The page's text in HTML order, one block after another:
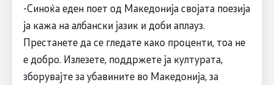
-Синоќа еден поет од Македонија својата поезија
ја кажа на албански јазик и доби аплауз.
Престанете да се гледате како проценти, тоа не
е добро. Излезете, поддржете ја културата,
зборувајте за убавините во Македонија, за